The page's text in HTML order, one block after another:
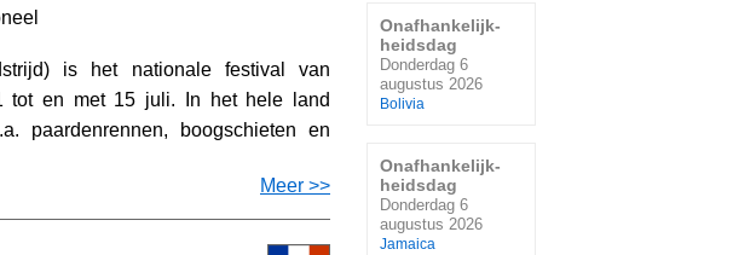
is het nationale festival van
tot en met 15 juli. In het hele land
paardenrennen, boogschieten en
Meer >>
Onafhankelijk-
heidsdag
Donderdag 6
augustus 2026
Bolivia
Onafhankelijk-
heidsdag
Donderdag 6
augustus 2026
Jamaica